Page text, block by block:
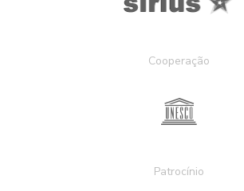
Cooperação
Patrocínio